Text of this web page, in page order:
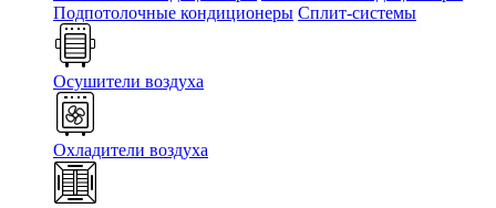
Подпотолочные кондиционеры Сплит-системы
Осушители воздуха
Охладители воздуха